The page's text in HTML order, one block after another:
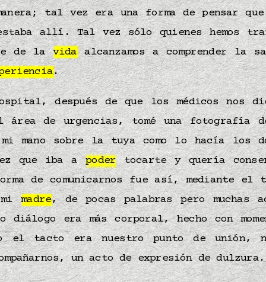
tal vez era una forma de pensar
allí. Tal vez sólo quienes hemos
de lavidaalcanzamos a comprender la
.
después de que los médicos nos
de urgencias, tomé una fotografía de
mano sobre la tuya como lo hacía los
que iba apodertocarte y quería
de comunicarnos fue así, mediante el
madre, de pocas palabras pero muchas
diálogo era más corporal, hecho con
el tacto era nuestro punto de unión,
un acto de expresión de